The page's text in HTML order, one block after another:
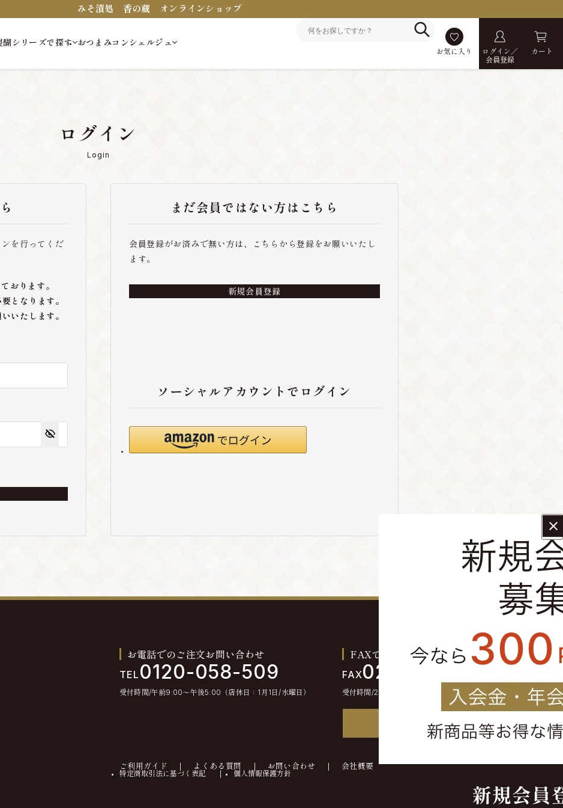
みそ漬処 香の蔵 オンラインショップ
醐シリーズで探す おつまみコンシェルジュ
お気に入り
ログイン／
会員登録
カート
ログイン
Login
を行ってくだ
おります。
となります。
いたします。
まだ会員ではない方はこちら
会員登録がお済みで無い方は、こちらから登録をお願いいたし
ます。
新規会員登録
ソーシャルアカウントでログイン
お電話でのご注文お問い合わせ
TEL 0120-058-509
受付時間/午前9:00〜午後5:00（店休日：1月1日/水曜日）
FAXでのご注文お問い合わせ
FAX0244-46-2355
受付時間/24時間受付
ご利用ガイド よくある質問 お問い合わせ 会社概要
特定商取引法に基づく表記 個人情報保護方針